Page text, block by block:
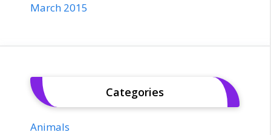
March 2015
Categories
Animals